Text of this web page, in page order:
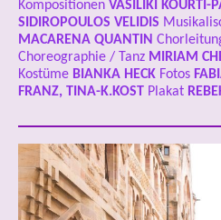
Kompositionen VASILIKI KOURTI-
SIDIROPOULOS VELIDIS
MACARENA QUANTIN
Choreographie / Tanz MIRIAM
Kostüme BIANKA HECK Fotos
FRANZ, TINA-K.KOST Plakat